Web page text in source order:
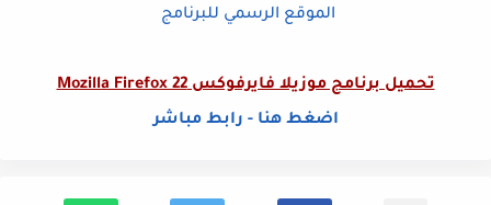
الموقع الرسمي للبرنامج
تحميل برنامج موزيلا فايرفوكس Mozilla Firefox 22
اضغط هنا - رابط مباشر